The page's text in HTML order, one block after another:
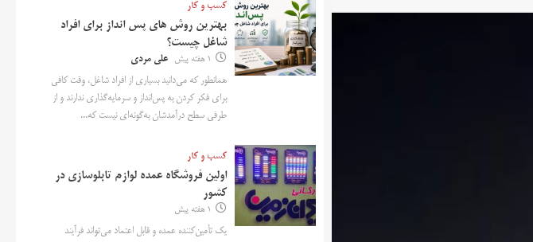
کسب و کار
بهترین روش‌ های پس‌ انداز برای افراد
شاغل چیست؟
1 هفته پیش علی مردی
همانطور که می‌دانید بسیاری از افراد شاغل، وقت کافی
برای فکر کردن به پس‌انداز و سرمایه‌گذاری ندارند و از
طرفی سطح درآمدشان به‌گونه‌ای نیست که...
کسب و کار
اولین فروشگاه عمده لوازم تابلوسازی در
کشور
1 هفته پیش
یک تأمین‌کننده عمده و قابل اعتماد می‌تواند فرآیند